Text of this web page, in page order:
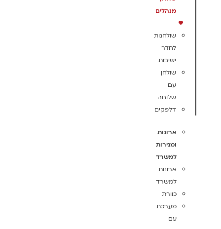
מנהלים
שולחנות
לחדר
ישיבות
שולחן
עם
שלוחה
דלפקים
ארונות
ומגירות
למשרד
ארונות
למשרד
כוורת
מערכת
עם